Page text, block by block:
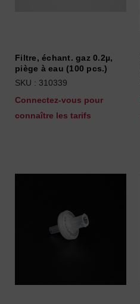
Filtre, échant. gaz 0.2µ,
piège à eau (100 pcs.)
SKU : 310339
Connectez-vous pour
connaître les tarifs